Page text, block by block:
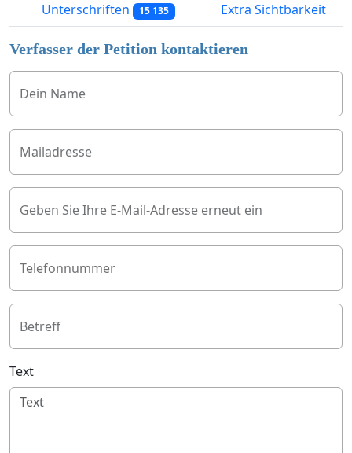
Unterschriften 15 135 Extra Sichtbarkeit
Verfasser der Petition kontaktieren
Dein Name
Mailadresse
Geben Sie Ihre E-Mail-Adresse erneut ein
Telefonnummer
Betreff
Text